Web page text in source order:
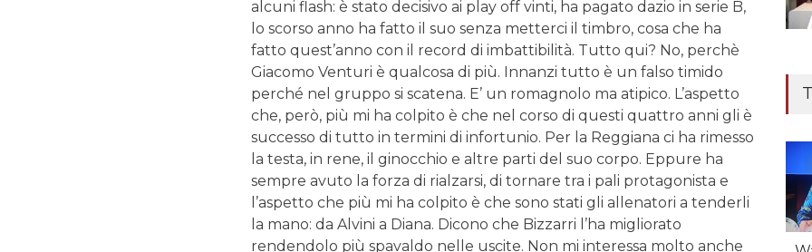
alcuni flash: è stato decisivo ai play off vinti, ha pagato dazio in serie B,
lo scorso anno ha fatto il suo senza metterci il timbro, cosa che ha
fatto quest’anno con il record di imbattibilità. Tutto qui? No, perchè
Giacomo Venturi è qualcosa di più. Innanzi tutto è un falso timido
perché nel gruppo si scatena. E’ un romagnolo ma atipico. L’aspetto
che, però, più mi ha colpito è che nel corso di questi quattro anni gli è
successo di tutto in termini di infortunio. Per la Reggiana ci ha rimesso
la testa, in rene, il ginocchio e altre parti del suo corpo. Eppure ha
sempre avuto la forza di rialzarsi, di tornare tra i pali protagonista e
l’aspetto che più mi ha colpito è che sono stati gli allenatori a tenderli
la mano: da Alvini a Diana. Dicono che Bizzarri l’ha migliorato
rendendolo più spavaldo nelle uscite. Non mi interessa molto anche